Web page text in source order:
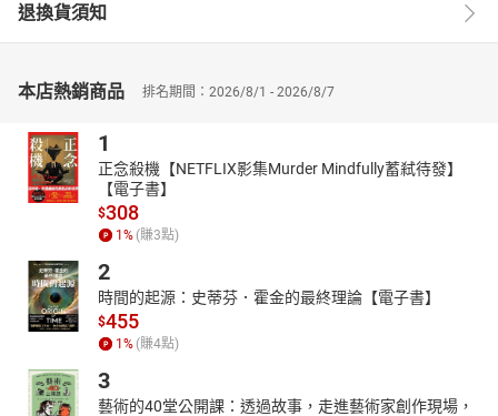
魚玄機的一生充滿起伏，每一段經歷都彰顯了人性的矛盾。從與溫
庭筠的文壇相知為始，魚玄機展現了驚人的才華，但這份才情卻難
的漩渦再次將她推向深淵，因嫉妒而殺婢的悲劇結束了她短暫的生
➤大時代下的命運交響曲
魚玄機以其獨立的精神與不懈的追求，成為唐代女性的特例，本書
透過她的故事，顯現唐代女性在傳統束縛與個人追求之間的掙扎，
揭示女性所面臨的命運困境，讓讀者以不同角度重新思考當時的社
本書特色：作者透過細膩的文字再現唐代才女魚玄機的傳奇人生，
深入探討魚玄機的詩才、感情世界與社會處境。書中不僅描述唐代
詩歌文化的繁盛，更剖析魚玄機追求自我價值的過程，折射出女性
意識的萌芽。全書筆調流暢，情感充沛，是一部理解唐代女性命運
的珍貴讀本。
退換貨須知
本店熱銷商品 排名期間：2026/8/1 - 2026/8/7
1
正念殺機【NETFLIX影集Murder Mindfully蓄弒待發】
【電子書】
$308
1 % (賺3點)
2
時間的起源：史蒂芬．霍金的最終理論【電子書】
$455
1 % (賺4點)
3
藝術的40堂公開課：透過故事，走進藝術家創作現場，